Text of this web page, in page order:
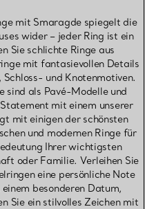
mit Smaragde spiegelt die
wider – jeder Ring ist ein
Sie schlichte Ringe aus
mit fantasievollen Details
und Knotenmotiven.
sind als Pavé-Modelle und
mit einem unserer
mit einigen der schönsten
und modernen Ringe für
Ihrer wichtigsten
oder Familie. Verleihen Sie
eine persönliche Note
besonderen Datum,
Sie ein stilvolles Zeichen mit